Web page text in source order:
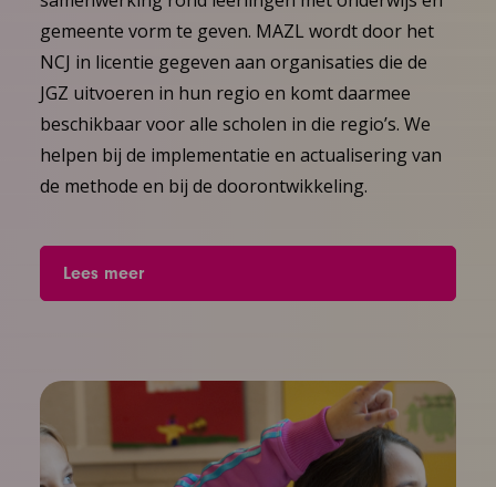
gemeente vorm te geven. MAZL wordt door het
NCJ in licentie gegeven aan organisaties die de
JGZ uitvoeren in hun regio en komt daarmee
beschikbaar voor alle scholen in die regio’s. We
helpen bij de implementatie en actualisering van
de methode en bij de doorontwikkeling.
Lees meer